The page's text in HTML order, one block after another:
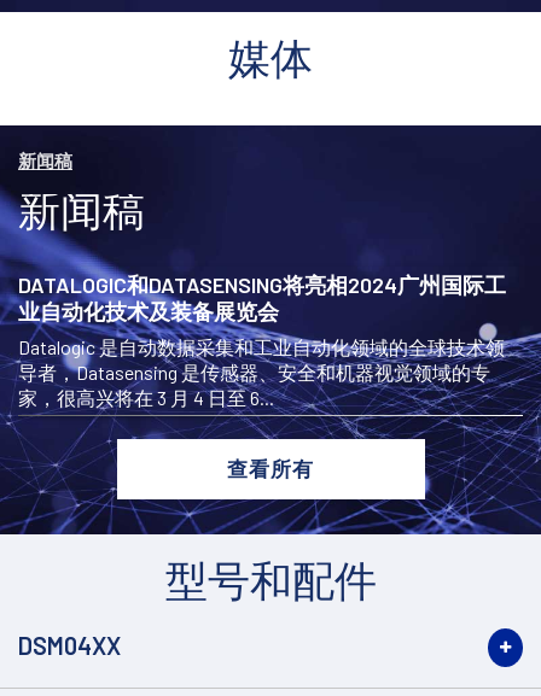
媒体
新闻稿
新闻稿
DATALOGIC和DATASENSING将亮相2024广州国际工
业自动化技术及装备展览会
Datalogic 是自动数据采集和工业自动化领域的全球技术领
导者，Datasensing 是传感器、安全和机器视觉领域的专
家，很高兴将在 3 月 4 日至 6...
查看所有
型号和配件
DSM04XX